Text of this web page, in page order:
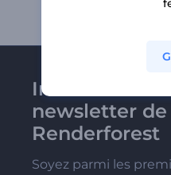
Inscrivez-vous
newsletter de
Renderforest
Soyez parmi les